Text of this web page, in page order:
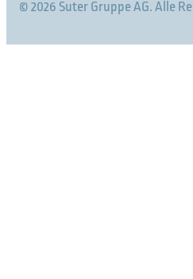
© 2026 Suter Gruppe AG. Alle